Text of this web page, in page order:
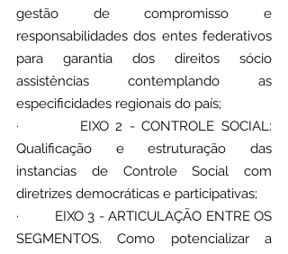
gestão de compromisso e
responsabilidades dos entes federativos
para garantia dos direitos sócio
assistências contemplando as
especificidades regionais do país;
·         EIXO 2 - CONTROLE SOCIAL:
Qualificação e estruturação das
instancias de Controle Social com
diretrizes democráticas e participativas;
·         EIXO 3 - ARTICULAÇÃO ENTRE OS
SEGMENTOS. Como potencializar a